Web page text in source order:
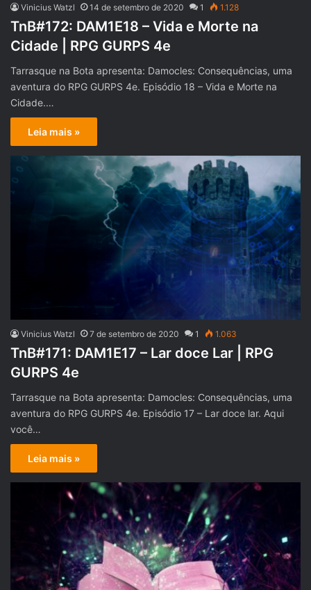
Vinicius Watzl 14 de setembro de 2020 1 1.128
TnB#172: DAM1E18 – Vida e Morte na
Cidade | RPG GURPS 4e
Tarrasque na Bota apresenta: Damocles: Consequências, uma
aventura do RPG GURPS 4e. Episódio 18 – Vida e Morte na
Cidade.…
Leia mais »
Vinicius Watzl 7 de setembro de 2020 1 1.063
TnB#171: DAM1E17 – Lar doce Lar | RPG
GURPS 4e
Tarrasque na Bota apresenta: Damocles: Consequências, uma
aventura do RPG GURPS 4e. Episódio 17 – Lar doce lar. Aqui
você…
Leia mais »